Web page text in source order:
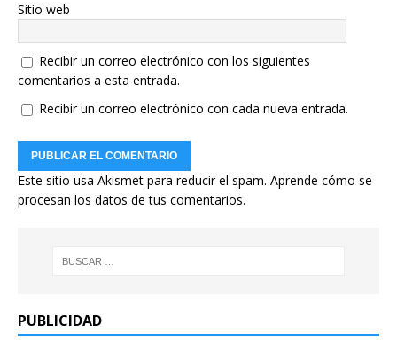
Sitio web
Recibir un correo electrónico con los siguientes
comentarios a esta entrada.
Recibir un correo electrónico con cada nueva entrada.
Este sitio usa Akismet para reducir el spam. Aprende cómo se
procesan los datos de tus comentarios.
PUBLICIDAD